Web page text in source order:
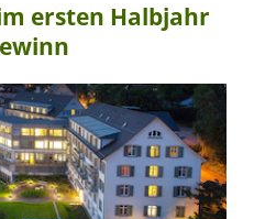
ersten Halbjahr